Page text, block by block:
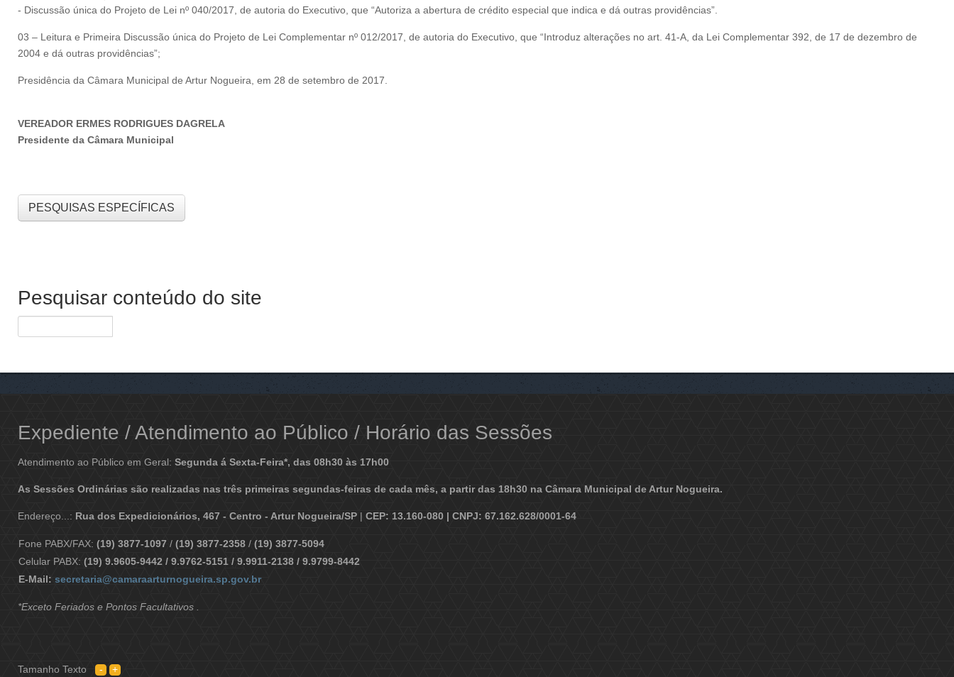
- Discussão única do Projeto de Lei nº 040/2017, de autoria do Executivo, que “Autoriza a abertura de crédito especial que indica e dá outras providências”.
03 – Leitura e Primeira Discussão única do Projeto de Lei Complementar nº 012/2017, de autoria do Executivo, que “Introduz alterações no art. 41-A, da Lei Complementar 392, de 17 de dezembro de
2004 e dá outras providências”;
Presidência da Câmara Municipal de Artur Nogueira, em 28 de setembro de 2017.
VEREADOR ERMES RODRIGUES DAGRELA
Presidente da Câmara Municipal
PESQUISAS ESPECÍFICAS
Pesquisar conteúdo do site
Expediente / Atendimento ao Público / Horário das Sessões
Atendimento ao Público em Geral: Segunda á Sexta-Feira*, das 08h30 às 17h00
As Sessões Ordinárias são realizadas nas três primeiras segundas-feiras de cada mês, a partir das 18h30 na Câmara Municipal de Artur Nogueira.
Endereço...: Rua dos Expedicionários, 467 - Centro - Artur Nogueira/SP | CEP: 13.160-080 | CNPJ: 67.162.628/0001-64
Fone PABX/FAX: (19) 3877-1097 / (19) 3877-2358 / (19) 3877-5094
Celular PABX: (19) 9.9605-9442 / 9.9762-5151 / 9.9911-2138 / 9.9799-8442
E-Mail: secretaria@camaraarturnogueira.sp.gov.br
*Exceto Feriados e Pontos Facultativos .
Tamanho Texto